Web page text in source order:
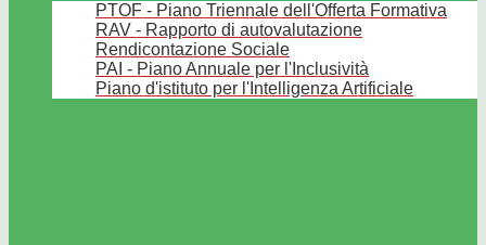
PTOF - Piano Triennale dell'Offerta Formativa
RAV - Rapporto di autovalutazione
Rendicontazione Sociale
PAI - Piano Annuale per l'Inclusività
Piano d'istituto per l'Intelligenza Artificiale